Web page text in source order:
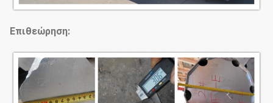
Επιθεώρηση: